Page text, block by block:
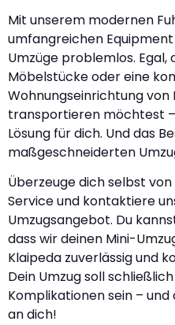
Mit unserem modernen
umfangreichen
Umzüge problemlos. Egal,
Möbelstücke oder eine
Wohnungseinrichtung
transportieren möchtest
Lösung für dich. Und das
maßgeschneiderten
Überzeuge dich selbst
Service und kontaktiere
Umzugsangebot. Du
dass wir deinen Mini-
Klaipeda zuverlässig und
Dein Umzug soll
Komplikationen sein –
an dich!